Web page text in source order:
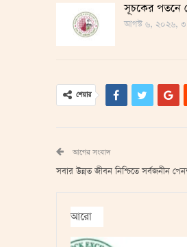
সূচকের পতনে
আগস্ট ৬, ২০২৬,
শেয়ার
আগের সংবাদ
সবার উন্নত জীবন নিশ্চিতে সর্বজনীন
আরো